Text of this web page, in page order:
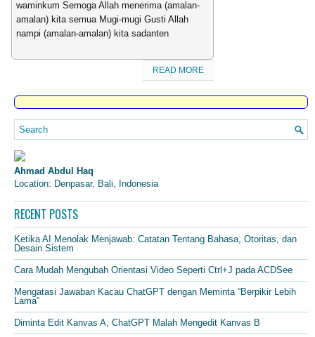
waminkum Semoga Allah menerima (amalan-
amalan) kita semua Mugi-mugi Gusti Allah
nampi (amalan-amalan) kita sadanten
READ MORE
Ahmad Abdul Haq
Location: Denpasar, Bali, Indonesia
RECENT POSTS
Ketika AI Menolak Menjawab: Catatan Tentang Bahasa, Otoritas, dan
Desain Sistem
Cara Mudah Mengubah Orientasi Video Seperti Ctrl+J pada ACDSee
Mengatasi Jawaban Kacau ChatGPT dengan Meminta “Berpikir Lebih
Lama”
Diminta Edit Kanvas A, ChatGPT Malah Mengedit Kanvas B